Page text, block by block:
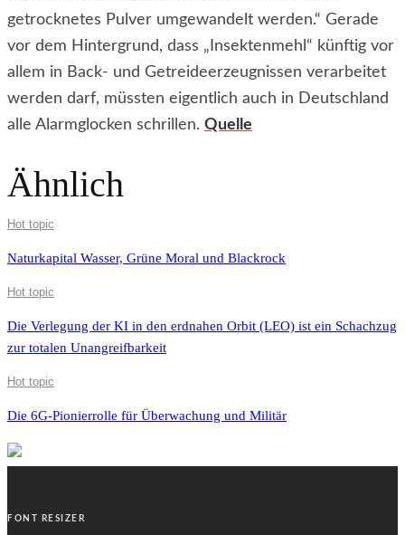
getrocknetes Pulver umgewandelt werden.“ Gerade
vor dem Hintergrund, dass „Insektenmehl“ künftig vor
allem in Back- und Getreideerzeugnissen verarbeitet
werden darf, müssten eigentlich auch in Deutschland
alle Alarmglocken schrillen. Quelle
Ähnlich
Hot topic
Naturkapital Wasser, Grüne Moral und Blackrock
Hot topic
Die Verlegung der KI in den erdnahen Orbit (LEO) ist ein Schachzug
zur totalen Unangreifbarkeit
Hot topic
Die 6G-Pionierrolle für Überwachung und Militär
FONT RESIZER